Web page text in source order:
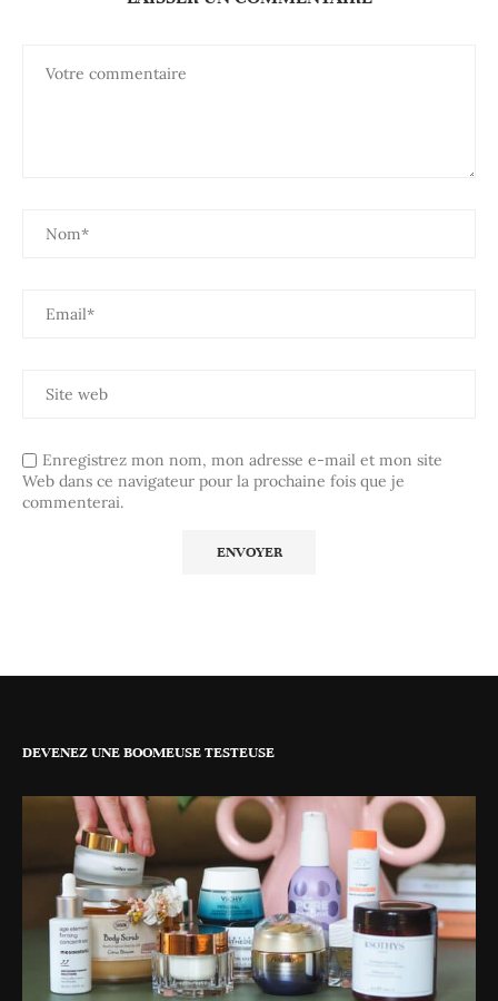
Enregistrez mon nom, mon adresse e-mail et mon site
Web dans ce navigateur pour la prochaine fois que je
commenterai.
DEVENEZ UNE BOOMEUSE TESTEUSE